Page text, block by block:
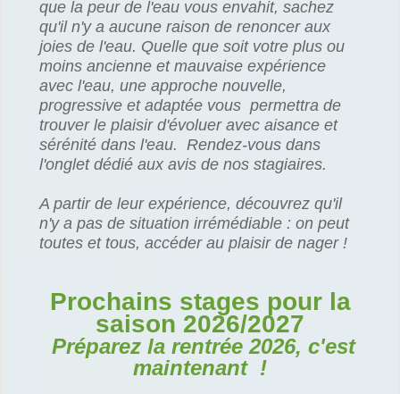
que la peur de l'eau vous envahit, sachez
qu'il n'y a aucune raison de renoncer aux
joies de l'eau. Quelle que soit votre plus ou
moins ancienne et mauvaise expérience
avec l'eau, une approche nouvelle,
progressive et adaptée vous permettra de
trouver le plaisir d'évoluer avec aisance et
sérénité dans l'eau. Rendez-vous dans
l'onglet dédié aux avis de nos stagiaires.
A partir de leur expérience, découvrez qu'il
n'y a pas de situation irrémédiable : on peut
toutes et tous, accéder au plaisir de nager !
Prochains stages pour la
saison 2026/2027
Préparez la rentrée 2026, c'est
maintenant !